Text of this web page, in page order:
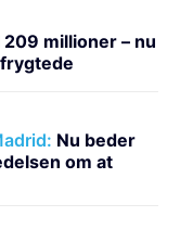
millioner – nu
Nu beder
om at